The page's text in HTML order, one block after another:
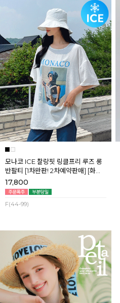
모나코 ICE 찰랑핏 링클프리 루즈 롱
반팔티 [1차완판! 2차예약판매] [화이
트] 8월첫째주 순차배송
17,800
F(44-99)